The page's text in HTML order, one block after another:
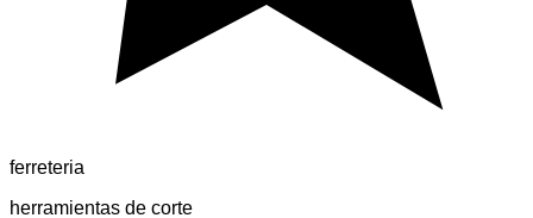
ferreteria
herramientas de corte